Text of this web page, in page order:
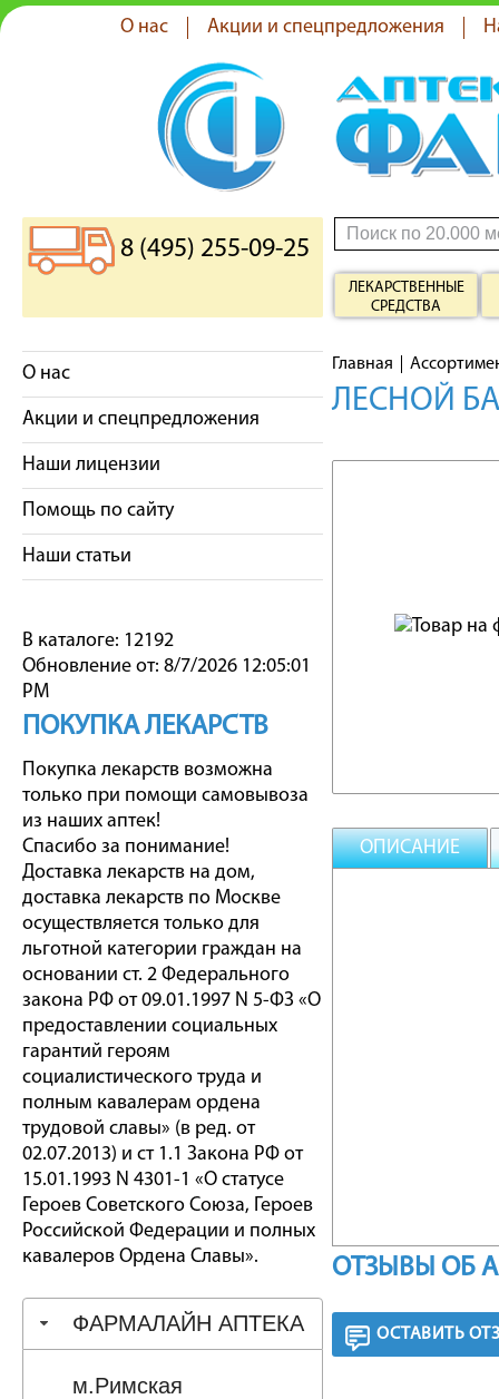
О нас Акции и спецпредложения
8 (495) 255-09-25
ЛЕКАРСТВЕННЫЕ
СРЕДСТВА
О нас
Акции и спецпредложения
Наши лицензии
Помощь по сайту
Наши статьи
В каталоге: 12192
Обновление от: 8/7/2026 12:05:01
PM
ПОКУПКА ЛЕКАРСТВ
Покупка лекарств возможна
только при помощи самовывоза
из наших аптек!
Спасибо за понимание!
Доставка лекарств на дом,
доставка лекарств по Москве
осуществляется только для
льготной категории граждан на
основании ст. 2 Федерального
закона РФ от 09.01.1997 N 5-ФЗ «О
предоставлении социальных
гарантий героям
социалистического труда и
полным кавалерам ордена
трудовой славы» (в ред. от
02.07.2013) и ст 1.1 Закона РФ от
15.01.1993 N 4301-1 «О статусе
Героев Советского Союза, Героев
Российской Федерации и полных
кавалеров Ордена Славы».
ФАРМАЛАЙН АПТЕКА
м.Римская
Главная
ЛЕСНОЙ
ОПИСАНИЕ
ОТЗЫВЫ ОБ
ОСТАВИТЬ